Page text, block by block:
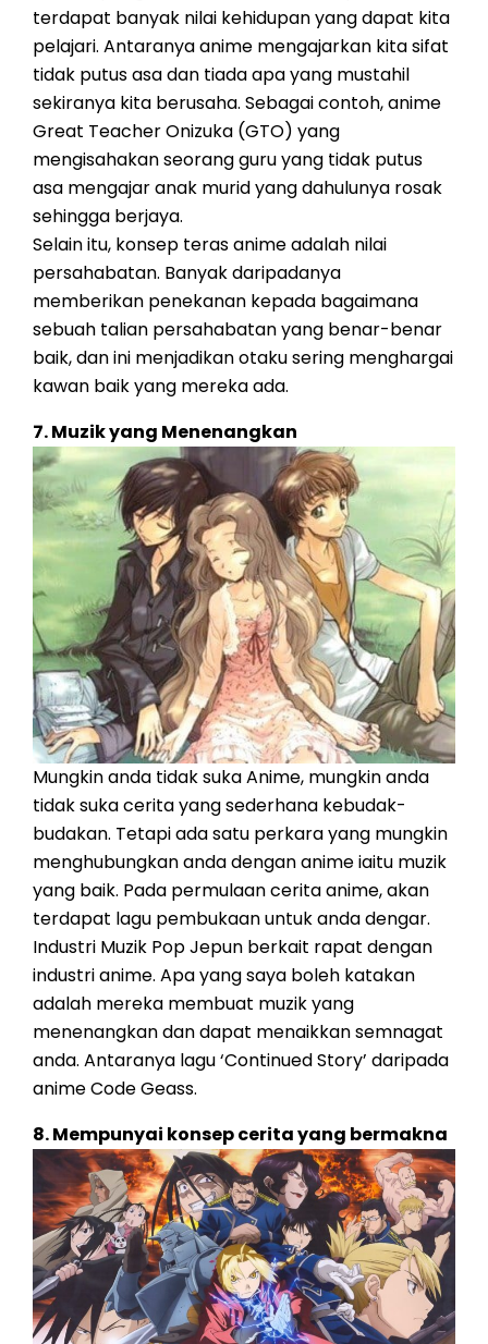
terdapat banyak nilai kehidupan yang dapat kita
pelajari. Antaranya anime mengajarkan kita sifat
tidak putus asa dan tiada apa yang mustahil
sekiranya kita berusaha. Sebagai contoh, anime
Great Teacher Onizuka (GTO) yang
mengisahakan seorang guru yang tidak putus
asa mengajar anak murid yang dahulunya rosak
sehingga berjaya.
Selain itu, konsep teras anime adalah nilai
persahabatan. Banyak daripadanya
memberikan penekanan kepada bagaimana
sebuah talian persahabatan yang benar-benar
baik, dan ini menjadikan otaku sering menghargai
kawan baik yang mereka ada.
7. Muzik yang Menenangkan
Mungkin anda tidak suka Anime, mungkin anda
tidak suka cerita yang sederhana kebudak-
budakan. Tetapi ada satu perkara yang mungkin
menghubungkan anda dengan anime iaitu muzik
yang baik. Pada permulaan cerita anime, akan
terdapat lagu pembukaan untuk anda dengar.
Industri Muzik Pop Jepun berkait rapat dengan
industri anime. Apa yang saya boleh katakan
adalah mereka membuat muzik yang
menenangkan dan dapat menaikkan semnagat
anda. Antaranya lagu ‘Continued Story’ daripada
anime Code Geass.
8. Mempunyai konsep cerita yang bermakna